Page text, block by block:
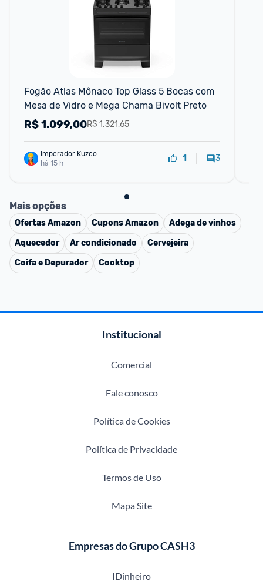
Fogão Atlas Mônaco Top Glass 5 Bocas com
Mesa de Vidro e Mega Chama Bivolt Preto
R$ 1.321,65
R$1.099,00
Imperador Kuzco
há 15 h
1 3
Mais opções
OfertasAmazon CuponsAmazon
Adega de vinhos
Aquecedor
Ar condicionado
Cervejeira
Coifa e Depurador
Cooktop
Institucional
Comercial
Fale conosco
Política de Cookies
Política de Privacidade
Termos de Uso
Mapa Site
Empresas do Grupo CASH3
IDinheiro